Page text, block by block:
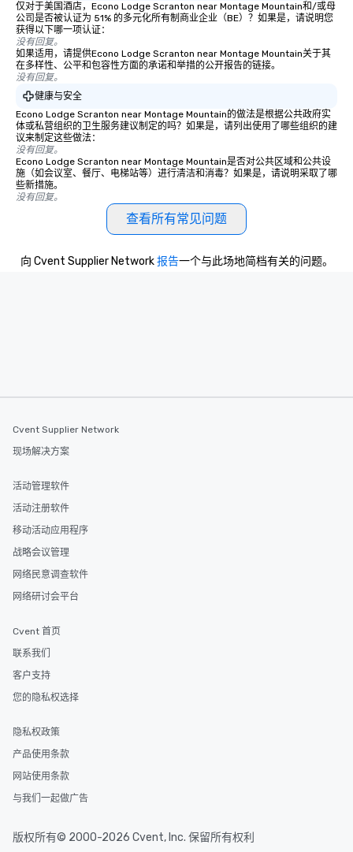
仅对于美国酒店，Econo Lodge Scranton near Montage Mountain和/或母
公司是否被认证为 51% 的多元化所有制商业企业（BE）？如果是，请说明您
获得以下哪一项认证：
没有回复。
如果适用，请提供Econo Lodge Scranton near Montage Mountain关于其
在多样性、公平和包容性方面的承诺和举措的公开报告的链接。
没有回复。
健康与安全
Econo Lodge Scranton near Montage Mountain的做法是根据公共政府实
体或私营组织的卫生服务建议制定的吗？如果是，请列出使用了哪些组织的建
议来制定这些做法：
没有回复。
Econo Lodge Scranton near Montage Mountain是否对公共区域和公共设
施（如会议室、餐厅、电梯站等）进行清洁和消毒？如果是，请说明采取了哪
些新措施。
没有回复。
查看所有常见问题
向 Cvent Supplier Network报告一个与此场地简档有关的问题。
Cvent Supplier Network
现场解决方案
活动管理软件
活动注册软件
移动活动应用程序
战略会议管理
网络民意调查软件
网络研讨会平台
Cvent 首页
联系我们
客户支持
您的隐私权选择
隐私权政策
产品使用条款
网站使用条款
与我们一起做广告
版权所有© 2000-2026 Cvent, Inc. 保留所有权利